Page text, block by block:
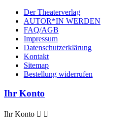
Der Theaterverlag
AUTOR*IN WERDEN
FAQ/AGB
Impressum
Datenschutzerklärung
Kontakt
Sitemap
Bestellung widerrufen
Ihr Konto
Ihr Konto  